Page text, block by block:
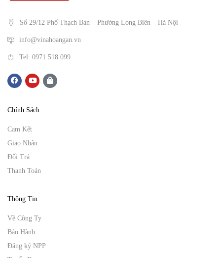
Số 29/12 Phố Thạch Bàn – Phường Long Biên – Hà Nội
info@vinahoangan.vn
Tel: 0971 518 099
Chính Sách
Cam Kết
Giao Nhận
Đổi Trả
Thanh Toán
Thông Tin
Về Công Ty
Bảo Hành
Đăng ký NPP